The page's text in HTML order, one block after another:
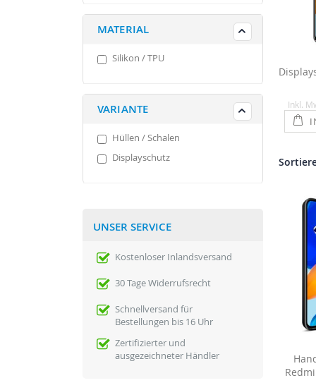
Inkl.
MATERIAL
Silikon / TPU
VARIANTE
Hüllen / Schalen
Displayschutz
UNSER SERVICE
Kostenloser Inlandsversand
30 Tage Widerrufsrecht
Schnellversand für
Bestellungen bis 16 Uhr
Zertifizierter und
ausgezeichneter Händler